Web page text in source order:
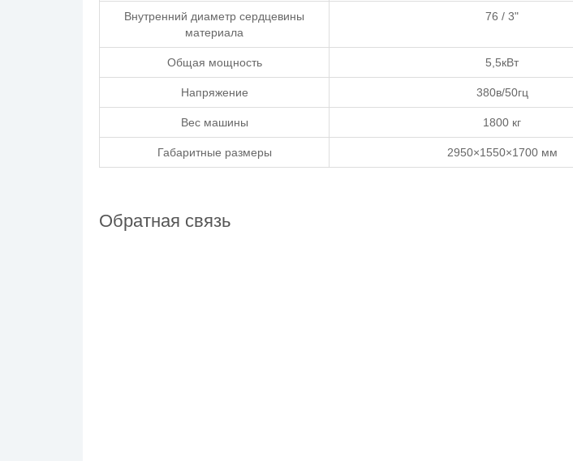
Внутренний диаметр сердцевины
материала
76 / 3"
Общая мощность 5,5кВт
Напряжение 380в/50гц
Вес машины 1800 кг
Габаритные размеры 2950×1550×1700 мм
Обратная связь